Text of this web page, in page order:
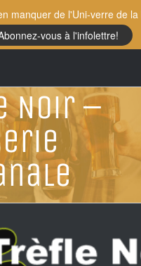
Noir –
manquer de l'Uni-verre de la
vous à l'infolettre!